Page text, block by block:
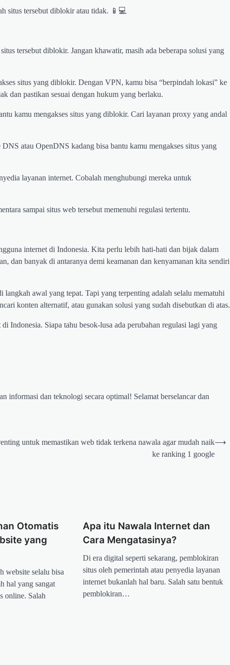
situs tersebut diblokir atau tidak. 📱💻
tersebut diblokir. Jangan khawatir, masih ada beberapa solusi yang
situs yang diblokir. Dengan VPN, kamu bisa “berpindah lokasi” ke
dan pastikan sesuai dengan hukum yang berlaku.
kamu mengakses situs yang diblokir. Cari layanan proxy yang andal
atau OpenDNS kadang bisa bantu kamu mengakses situs yang
layanan internet. Cobalah menghubungi mereka untuk
sampai situs web tersebut memenuhi regulasi tertentu.
internet di Indonesia. Kita perlu lebih hati-hati dan bijak dalam
dan banyak di antaranya demi keamanan dan kenyamanan kita sendiri
awal yang tepat. Tapi yang terpenting adalah selalu mematuhi
konten alternatif, atau gunakan solusi yang sudah disebutkan di atas.
Indonesia. Siapa tahu besok-lusa ada perubahan regulasi lagi yang
informasi dan teknologi secara optimal! Selamat berselancar dan
untuk memastikan web tidak terkena nawala agar mudah naik
ke ranking 1 google
⟶
Otomatis
yang
website selalu bisa
hal yang sangat
online. Salah
Apa itu Nawala Internet dan
Cara Mengatasinya?
Di era digital seperti sekarang, pemblokiran
situs oleh pemerintah atau penyedia layanan
internet bukanlah hal baru. Salah satu bentuk
pemblokiran…